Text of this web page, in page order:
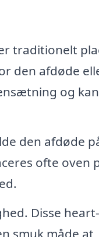
traditionelt
den afdøde
og kan
den afdøde
ofte oven
Disse heart-
smuk måde at